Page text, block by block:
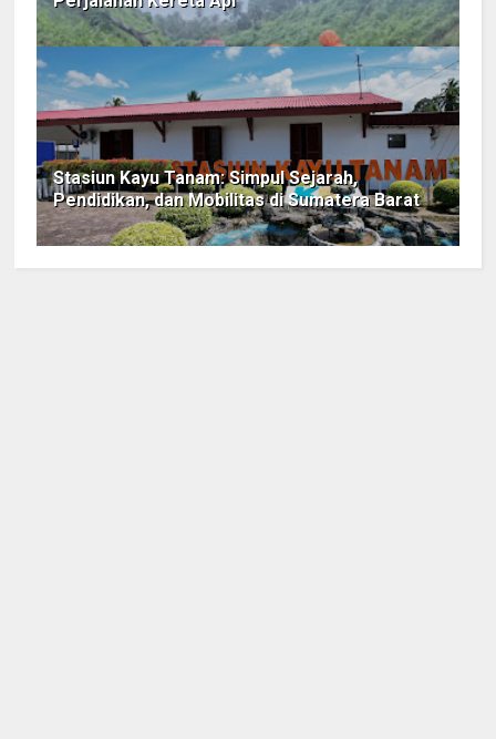
Stasiun Kayu Tanam: Simpul Sejarah,
Pendidikan, dan Mobilitas di Sumatera Barat